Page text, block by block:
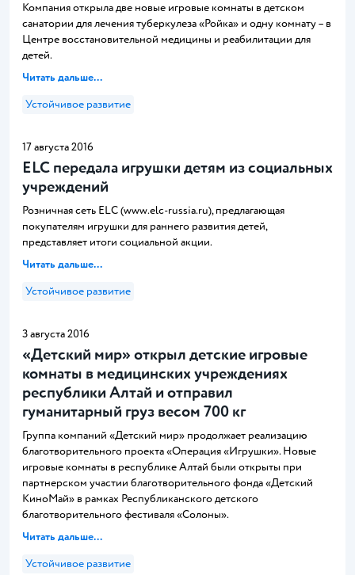
Компания открыла две новые игровые комнаты в детском
санатории для лечения туберкулеза «Ройка» и одну комнату – в
Центре восстановительной медицины и реабилитации для
детей.
Читать дальше...
Устойчивое развитие
17 августа 2016
ELC передала игрушки детям из социальных
учреждений
Розничная сеть ELC (www.elc-russia.ru), предлагающая
покупателям игрушки для раннего развития детей,
представляет итоги социальной акции.
Читать дальше...
Устойчивое развитие
3 августа 2016
«Детский мир» открыл детские игровые
комнаты в медицинских учреждениях
республики Алтай и отправил
гуманитарный груз весом 700 кг
Группа компаний «Детский мир» продолжает реализацию
благотворительного проекта «Операция «Игрушки». Новые
игровые комнаты в республике Алтай были открыты при
партнерском участии благотворительного фонда «Детский
КиноМай» в рамках Республиканского детского
благотворительного фестиваля «Солоны».
Читать дальше...
Устойчивое развитие